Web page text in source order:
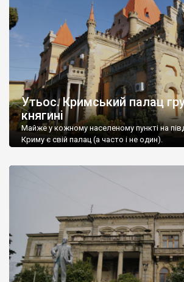
Утьос. Кримський палац
княгині
Майже у кожному населеному пункті на
Криму є свій палац (а часто і не один).